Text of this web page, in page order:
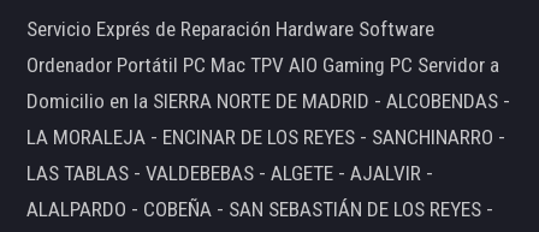
Servicio Exprés de Reparación Hardware Software
Ordenador Portátil PC Mac TPV AIO Gaming PC Servidor a
Domicilio en la SIERRA NORTE DE MADRID - ALCOBENDAS -
LA MORALEJA - ENCINAR DE LOS REYES - SANCHINARRO -
LAS TABLAS - VALDEBEBAS - ALGETE - AJALVIR -
ALALPARDO - COBEÑA - SAN SEBASTIÁN DE LOS REYES -